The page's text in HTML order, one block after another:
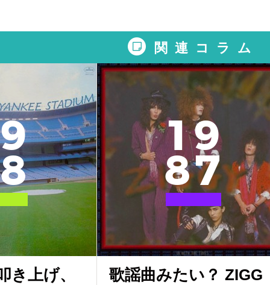
関連コラム
9
8
き上げ、
19
87
歌謡曲みたい？ ZIGG